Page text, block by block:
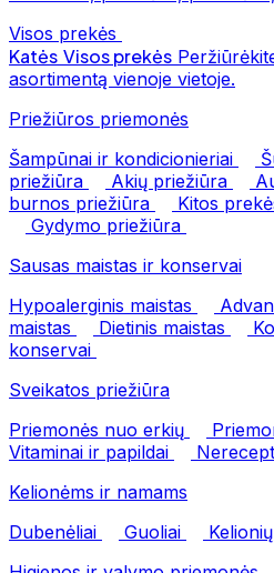
Visos prekės
Katės Visos prekės
asortimentą vienoje vietoje.
Priežiūros priemonės
Šampūnai ir kondicionieriai
priežiūra
Akių priežiūra
burnos priežiūra
Kitos
Gydymo priežiūra
Sausas maistas ir konservai
Hypoalerginis maistas
maistas
Dietinis maistas
konservai
Sveikatos priežiūra
Priemonės nuo erkių
Vitaminai ir papildai
Kelionėms ir namams
Dubenėliai
Guoliai